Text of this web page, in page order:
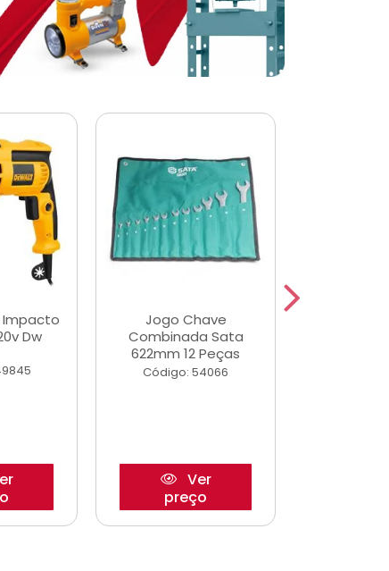
Impacto
Dw
Jogo Chave
Combinada Sata
622mm 12 Peças
Código: 54066
Ver
preço